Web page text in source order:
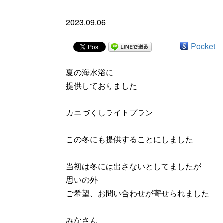
2023.09.06
Pocket
夏の海水浴に
提供しておりました
カニづくしライトプラン
この冬にも提供することにしました
当初は冬には出さないとしてましたが
思いの外
ご希望、お問い合わせが寄せられました
みなさん